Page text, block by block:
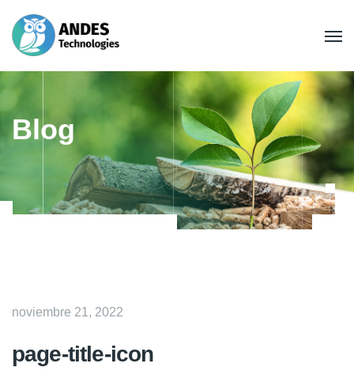
Blog
noviembre 21, 2022
page-title-icon